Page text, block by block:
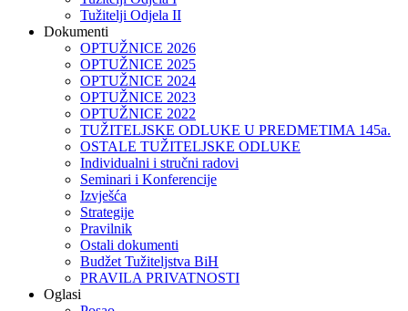
Tužitelji Odjela II
Dokumenti
OPTUŽNICE 2026
OPTUŽNICE 2025
OPTUŽNICE 2024
OPTUŽNICE 2023
OPTUŽNICE 2022
TUŽITELJSKE ODLUKE U PREDMETIMA 145a.
OSTALE TUŽITELJSKE ODLUKE
Individualni i stručni radovi
Seminari i Konferencije
Izvješća
Strategije
Pravilnik
Ostali dokumenti
Budžet Tužiteljstva BiH
PRAVILA PRIVATNOSTI
Oglasi